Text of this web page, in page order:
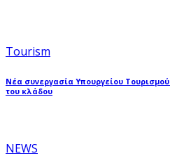
Tourism
Νέα συνεργασία Υπουργείου
του κλάδου
NEWS